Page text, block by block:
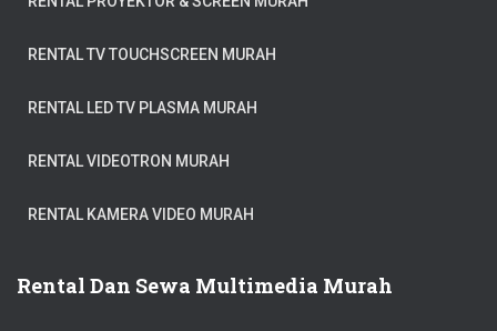
RENTAL TV TOUCHSCREEN MURAH
RENTAL LED TV PLASMA MURAH
RENTAL VIDEOTRON MURAH
RENTAL KAMERA VIDEO MURAH
Rental Dan Sewa Multimedia Murah